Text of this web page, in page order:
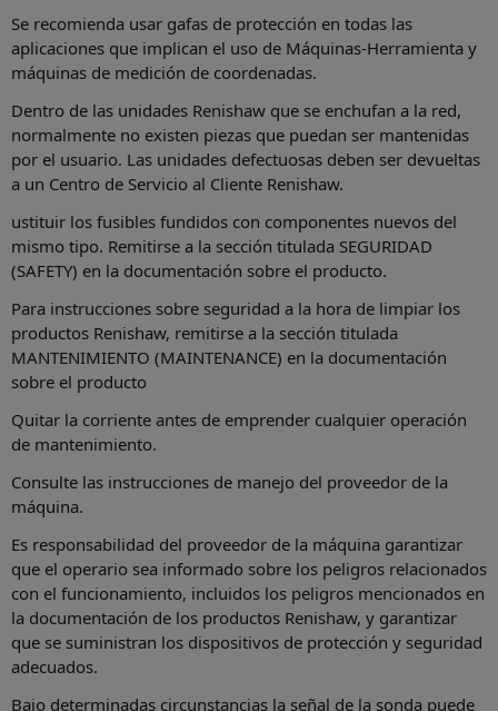
Se recomienda usar gafas de protección en todas las
aplicaciones que implican el uso de Máquinas-Herramienta y
máquinas de medición de coordenadas.
Dentro de las unidades Renishaw que se enchufan a la red,
normalmente no existen piezas que puedan ser mantenidas
por el usuario. Las unidades defectuosas deben ser devueltas
a un Centro de Servicio al Cliente Renishaw.
ustituir los fusibles fundidos con componentes nuevos del
mismo tipo. Remitirse a la sección titulada SEGURIDAD
(SAFETY) en la documentación sobre el producto.
Para instrucciones sobre seguridad a la hora de limpiar los
productos Renishaw, remitirse a la sección titulada
MANTENIMIENTO (MAINTENANCE) en la documentación
sobre el producto
Quitar la corriente antes de emprender cualquier operación
de mantenimiento.
Consulte las instrucciones de manejo del proveedor de la
máquina.
Es responsabilidad del proveedor de la máquina garantizar
que el operario sea informado sobre los peligros relacionados
con el funcionamiento, incluidos los peligros mencionados en
la documentación de los productos Renishaw, y garantizar
que se suministran los dispositivos de protección y seguridad
adecuados.
Bajo determinadas circunstancias la señal de la sonda puede